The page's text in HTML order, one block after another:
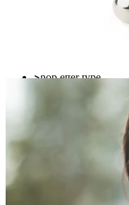
Shop etter type